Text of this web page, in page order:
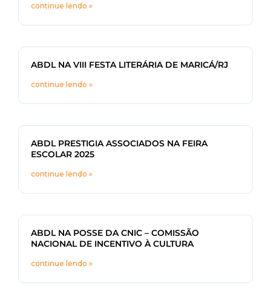
continue lendo »
ABDL NA VIII FESTA LITERÁRIA DE MARICÁ/RJ
continue lendo »
ABDL PRESTIGIA ASSOCIADOS NA FEIRA
ESCOLAR 2025
continue lendo »
ABDL NA POSSE DA CNIC – COMISSÃO
NACIONAL DE INCENTIVO À CULTURA
continue lendo »